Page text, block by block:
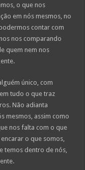
o que nos
em nós mesmos, no
contar com
nos comparando
quem nem nos
único, com
tudo o que traz
Não adianta
mesmos, assim como
nos falta com o que
o que somos,
temos dentro de nós,